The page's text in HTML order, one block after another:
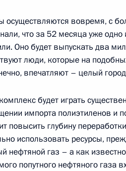
людей
Государственная
символика
Обратиться к
Президент России
гражданам
возраста
Кремлю
Владимир Путин —
личный сайт
Дикая природа
осуществляются вовремя, с
что за 52 месяца уже
Оно будет выпускать два
люди, которые на
впечатляют – целый
будет играть
импорта полиэтиленов и
повысить глубину
использовать ресурсы,
нефтяной газ – а как
попутного нефтяного газа